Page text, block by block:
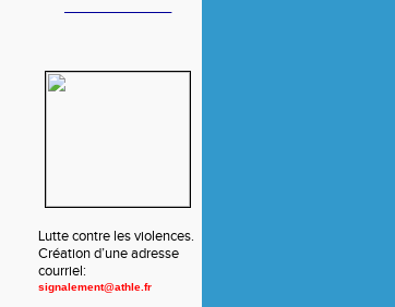
Lutte contre les violences.
Création d’une adresse
courriel:
signalement@athle.fr